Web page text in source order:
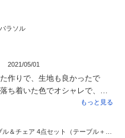
さも想像通り簡単に持ち上げ
キングも簡単。そこそこの重
もないし。なんと言っても座
す。背もたれが背中に寄り添
いてクッションいらずです。
くでしょうが、それも味とし
感があるので楽しみです。今回
ラソル
2021/05/01
作りで、生地も良かったで
ち着いた色でオシャレで、庭
もっと見る
g−STYLE テーブル＆チェア 4点セット（テーブル＋チェア2脚＋ベンチ）